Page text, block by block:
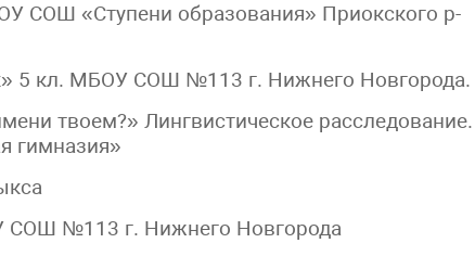
СОШ «Ступени образования» Приокского р-
5 кл. МБОУ СОШ №113 г. Нижнего Новгорода.
твоем?» Лингвистическое расследование.
гимназия»
СОШ №113 г. Нижнего Новгорода